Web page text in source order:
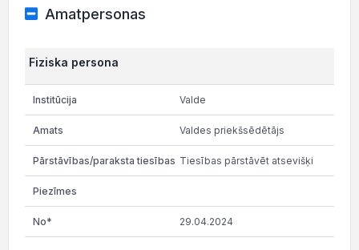
Amatpersonas
Fiziska persona
Valde
Valdes priekšsēdētājs
Tiesības pārstāvēt atsevišķi
29.04.2024